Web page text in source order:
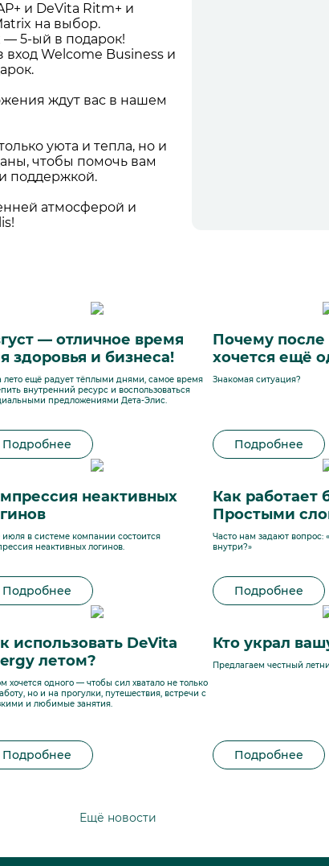
и DeVita Ritm+ и
на выбор.
— 5-ый в подарок!
вход Welcome Business и
ждут вас в нашем
уюта и тепла, но и
чтобы помочь вам
поддержкой.
атмосферой и
— отличное время
здоровья и бизнеса!
лето ещё радует тёплыми днями, самое время
внутренний ресурс и воспользоваться
предложениями Дета-Элис.
Подробнее
Почему после
хочется ещё
Знакомая ситуация?
Подробнее
неактивных
июля в системе компании состоится
неактивных логинов.
Подробнее
Как работает
Простыми
Часто нам задают вопрос:
внутри?»
Подробнее
использовать DeVita
летом?
хочется одного — чтобы сил хватало не только
но и на прогулки, путешествия, встречи с
и любимые занятия.
Подробнее
Кто украл
Предлагаем честный
Подробнее
Ещё новости